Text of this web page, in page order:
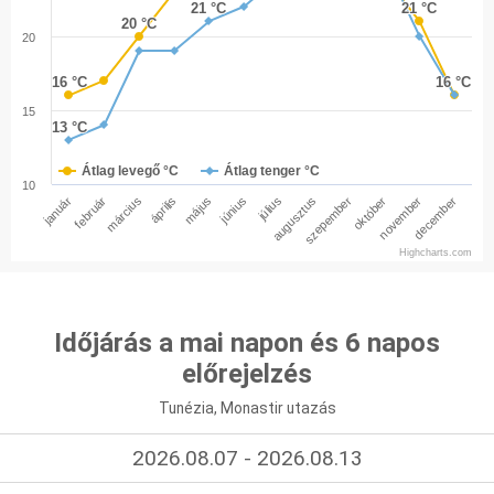
16 °C
16 °C
20 °C
20 °C
21 °C
21 °C
16 °C
16 °C
13 °C
13 °C
21 °C
21 °C
Átlag levegő °C Átlag tenger °C
januárfebruármárcius április május június júliusaugusztusszepemberoktóbernovemberdecember
10
15
20
Highcharts.com
Időjárás a mai napon és 6 napos
előrejelzés
Tunézia, Monastir utazás
2026.08.07 - 2026.08.13